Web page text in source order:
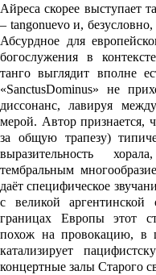
Айреса скорее выступает
– tangonuevo и,
Абсурдное для
богослужения в
танго выглядит вполне
«SanctusDominus» не
диссонанс, лавируя
мерой. Автор признается,
за общую трапезу)
выразительность
тембральным
даёт специфическое
с великой
границах Европы этот
похож на провокацию, в
катализирует
концертные залы Старого